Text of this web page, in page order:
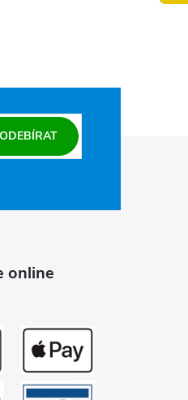
ODEBÍRAT
online